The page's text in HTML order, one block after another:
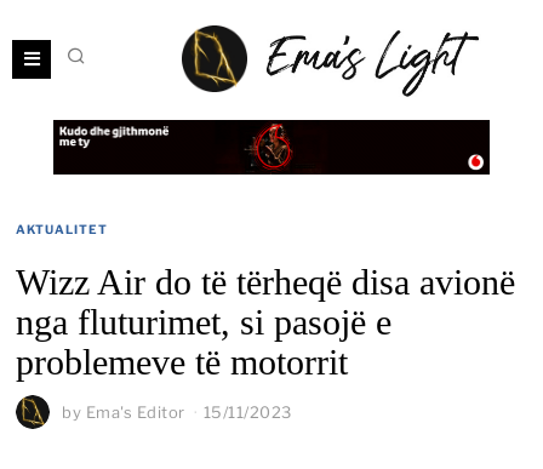
AKTUALITET
Wizz Air do të tërheqë disa avionë
nga fluturimet, si pasojë e
problemeve të motorrit
by Ema's Editor 15/11/2023